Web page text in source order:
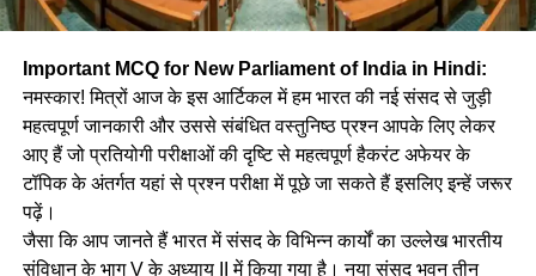
समझौता किया है।
Recently (NIA) National Security Agency has signed
an agreement with the intelligence agency of which
country to gather information about Khalistani
supporters.
(a) कनाड़ा Canada
(b) अमेरिका America
Q.3 किस राज्य की दो मिठाई ‘सरभजा और सरपुरिया’ को GI टैग प्रदान
किया गया है ?
Which state’s two sweets ‘Sarbhaja and Sarpuriya’
have been given GI tag?
a. West Bengal / पश्चिम बंगाल
b. Chhattisgarh/छत्तीसगढ़
Important MCQ for New Parliament of India in Hindi:
नमस्कार! मित्रों आज के इस आर्टिकल में हम भारत की नई संसद से जुड़ी
महत्वपूर्ण जानकारी और उससे संबंधित वस्तुनिष्ठ प्रश्न आपके लिए लेकर
आए हैं जो प्रतियोगी परीक्षाओं की दृष्टि से महत्वपूर्ण हैकरंट अफेयर के
टॉपिक के अंतर्गत यहां से प्रश्न परीक्षा में पूछे जा सकते हैं इसलिए इन्हें जरूर
पढ़ें।
जैसा कि आप जानते हैं भारत में संसद के विभिन्न कार्यों का उल्लेख भारतीय
संविधान के भाग V के अध्याय II में किया गया है। नया संसद भवन तीन